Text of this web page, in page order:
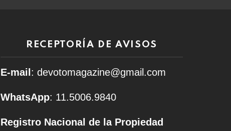
RECEPTORÍA DE AVISOS
E-mail : devotomagazine@gmail.com
WhatsApp: 11.5006.9840
Registro Nacional de la Propiedad